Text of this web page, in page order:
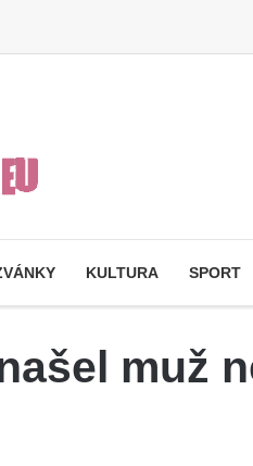
KULTURA SPORT
muž